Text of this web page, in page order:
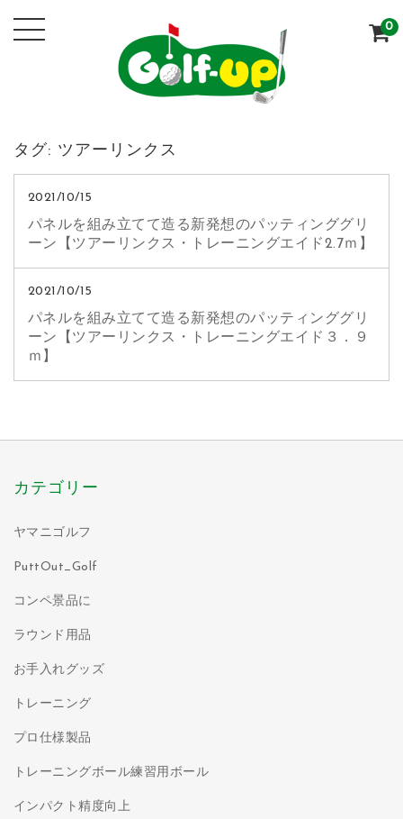
0
タグ: ツアーリンクス
2021/10/15
パネルを組み立てて造る新発想のパッティンググリ
ーン【ツアーリンクス・トレーニングエイド2.7ｍ】
2021/10/15
パネルを組み立てて造る新発想のパッティンググリ
ーン【ツアーリンクス・トレーニングエイド３．９
ｍ】
カテゴリー
ヤマニゴルフ
PuttOut_Golf
コンペ景品に
ラウンド用品
お手入れグッズ
トレーニング
プロ仕様製品
トレーニングボール練習用ボール
インパクト精度向上